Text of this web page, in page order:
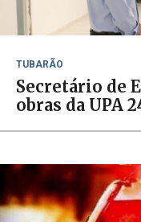
TUBARÃO
Secretário de
obras da UPA